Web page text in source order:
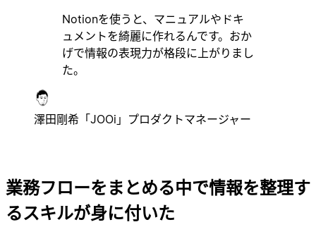
Notionを使うと、マニュアルやドキ
ュメントを綺麗に作れるんです。おか
げで情報の表現力が格段に上がりまし
た。
澤田剛希 「JOOi」プロダクトマネージャー
業務フローをまとめる中で情報を整理す
るスキルが身に付いた